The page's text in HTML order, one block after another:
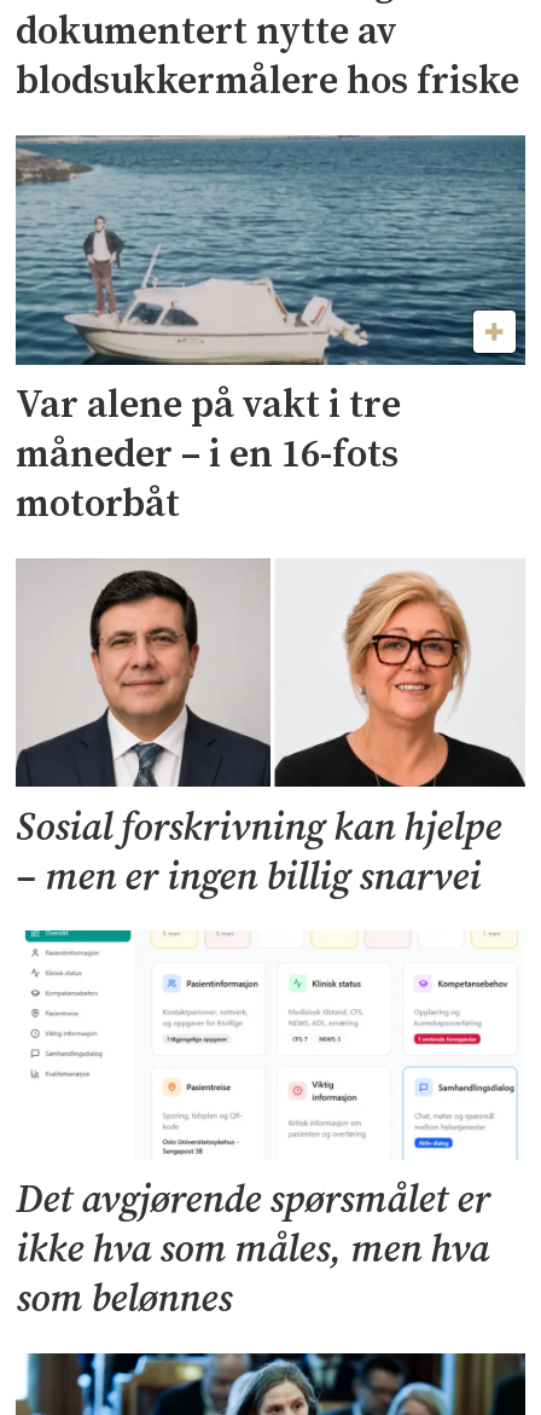
dokumentert nytte av
blodsukkermålere hos friske
Var alene på vakt i tre
måneder – i en 16-fots
motorbåt
Sosial forskrivning kan hjelpe
– men er ingen billig snarvei
Det avgjørende spørsmålet er
ikke hva som måles, men hva
som belønnes